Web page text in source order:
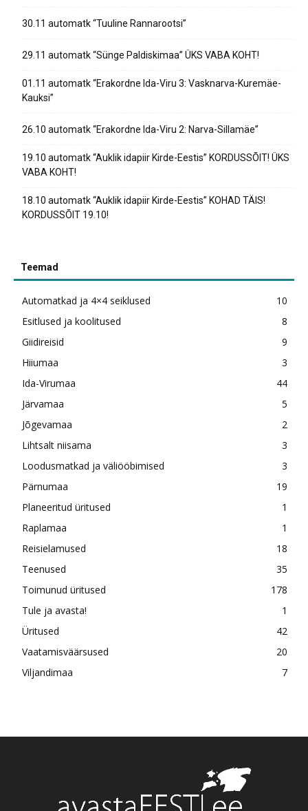
30.11 automatk “Tuuline Rannarootsi”
29.11 automatk “Sünge Paldiskimaa” ÜKS VABA KOHT!
01.11 automatk “Erakordne Ida-Viru 3: Vasknarva-Kuremäe-
Kauksi”
26.10 automatk “Erakordne Ida-Viru 2: Narva-Sillamäe”
19.10 automatk “Auklik idapiir Kirde-Eestis” KORDUSSÕIT! ÜKS
VABA KOHT!
18.10 automatk “Auklik idapiir Kirde-Eestis” KOHAD TÄIS!
KORDUSSÕIT 19.10!
Teemad
Automatkad ja 4×4 seiklused
10
Esitlused ja koolitused
8
Giidireisid
9
Hiiumaa
3
Ida-Virumaa
44
Järvamaa
5
Jõgevamaa
2
Lihtsalt niisama
3
Loodusmatkad ja väliööbimised
3
Pärnumaa
19
Planeeritud üritused
1
Raplamaa
1
Reisielamused
18
Teenused
35
Toimunud üritused
178
Tule ja avasta!
1
Üritused
42
Vaatamisväärsused
20
Viljandimaa
7